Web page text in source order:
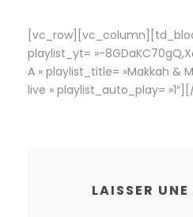
playlist_yt= »-
A » playlist_title= »Makkah &
live » playlist_auto_play=
LAISSER UNE